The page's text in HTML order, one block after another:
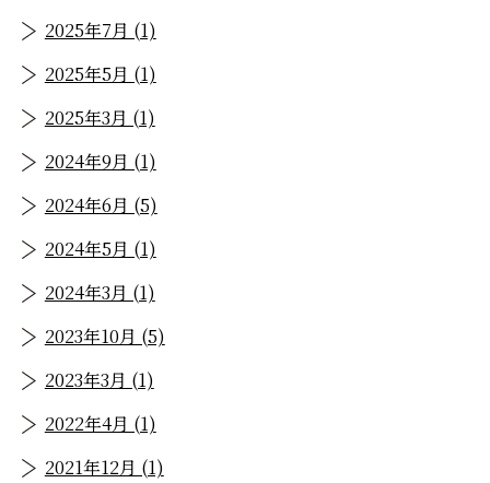
2025年7月 (1)
2025年5月 (1)
2025年3月 (1)
2024年9月 (1)
2024年6月 (5)
2024年5月 (1)
2024年3月 (1)
2023年10月 (5)
2023年3月 (1)
2022年4月 (1)
2021年12月 (1)